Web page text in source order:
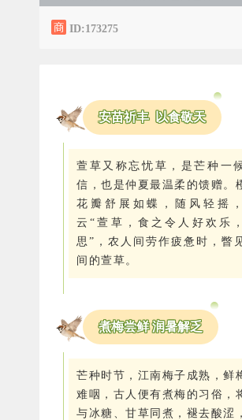
ID:173275
安苗祈丰 以食敬天
萱草又称忘忧草，是芒种一
信，也是仲夏最温柔的馈赠。
花瓣舒展如蝶，随风轻摇
云“萱草，食之令人好欢乐
思”，农人间劳作疲惫时，瞥
间的萱草。
煮梅尝鲜 润暑解乏
芒种时节，江南梅子成熟，鲜
难咽，古人便有煮梅的习俗，
与冰糖、甘草同煮，褪去酸涩